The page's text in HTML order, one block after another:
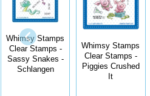
Whimsy Stamps
Clear Stamps -
Sassy Snakes -
Schlangen
Whimsy Stamps
Clear Stamps -
Piggies Crushed
It